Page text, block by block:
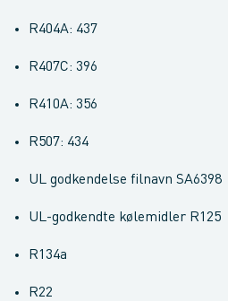
R404A: 437
R407C: 396
R410A: 356
R507: 434
UL godkendelse filnavn SA6398
UL-godkendte kølemidler R125
R134a
R22